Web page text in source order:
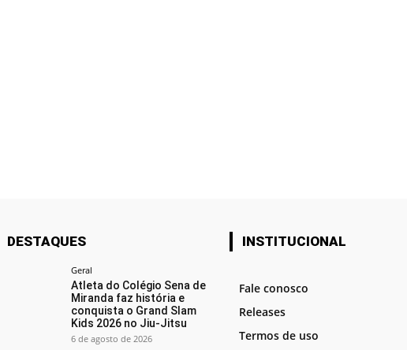
DESTAQUES
Geral
Atleta do Colégio Sena de
Miranda faz história e
conquista o Grand Slam
Kids 2026 no Jiu-Jitsu
6 de agosto de 2026
INSTITUCIONAL
Fale conosco
Releases
Termos de uso